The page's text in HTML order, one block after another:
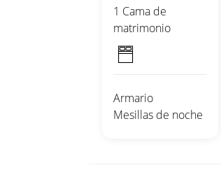
1 Cama de
matrimonio
Armario
Mesillas de noche